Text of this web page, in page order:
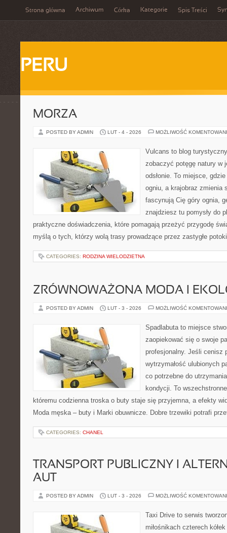
Strona główna Archiwum Córka Kategorie Spis Treści
PERU
MORZA
POSTED BY ADMIN LUT - 4 - 2026 MOŻLIWOŚĆ
Vulcans to blog
zobaczyć potęgę natury w
odsłonie. To miejsce,
ogniu, a krajobraz zmienia
fascynują Cię góry ognia,
znajdziesz tu pomysły do
praktyczne doświadczenia, które pomagają przeżyć przygodę
myślą o tych, którzy wolą trasy prowadzące przez zastygłe
CATEGORIES: RODZINA WIELODZIETNA
ZRÓWNOWAŻONA MODA I
POSTED BY ADMIN LUT - 3 - 2026 MOŻLIWOŚĆ
Spadlabuta to miejsce
zaopiekować się o swoje
profesjonalny. Jeśli cenisz
wytrzymałość ulubionych
co potrzebne do
kondycji. To
któremu codzienna troska o buty staje się przyjemna, a efekty
Moda męska – buty i Marki obuwnicze. Dobre trzewiki potrafi
CATEGORIES: CHANEL
TRANSPORT PUBLICZNY I
AUT
POSTED BY ADMIN LUT - 3 - 2026 MOŻLIWOŚĆ
Taxi Drive to serwis
miłośnikach czterech